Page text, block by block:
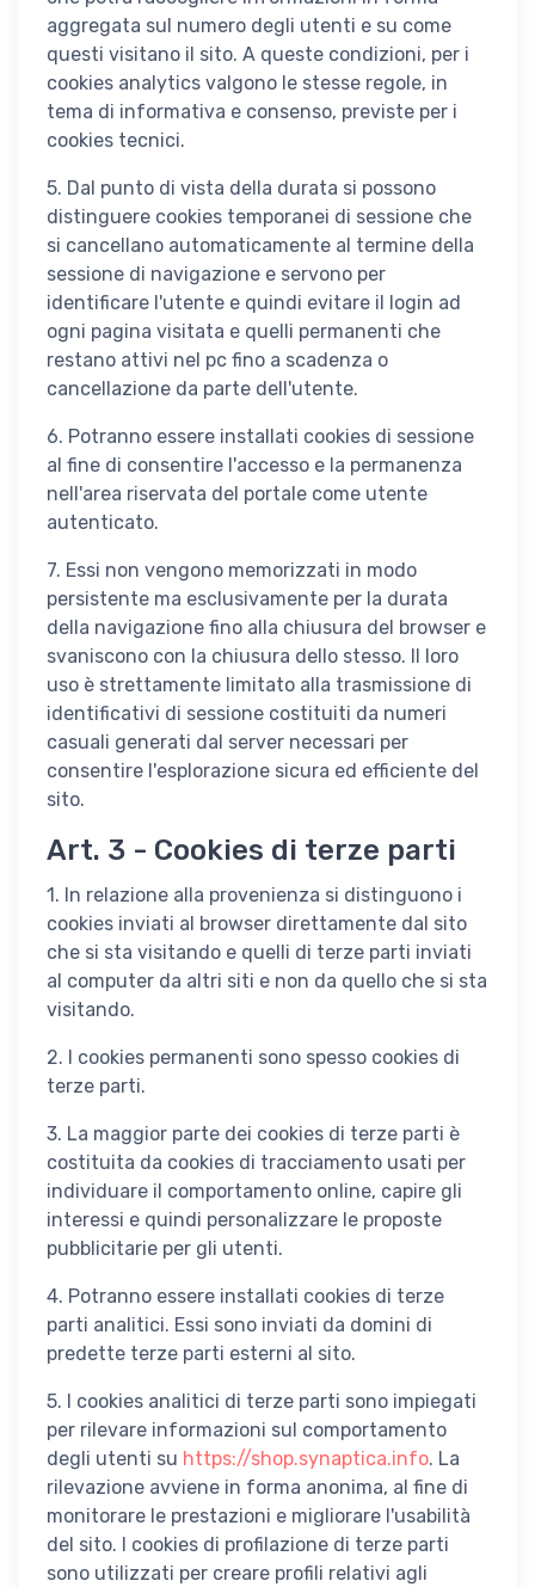
aggregata sul numero degli utenti e su come
questi visitano il sito. A queste condizioni, per i
cookies analytics valgono le stesse regole, in
tema di informativa e consenso, previste per i
cookies tecnici.
5. Dal punto di vista della durata si possono
distinguere cookies temporanei di sessione che
si cancellano automaticamente al termine della
sessione di navigazione e servono per
identificare l'utente e quindi evitare il login ad
ogni pagina visitata e quelli permanenti che
restano attivi nel pc fino a scadenza o
cancellazione da parte dell'utente.
6. Potranno essere installati cookies di sessione
al fine di consentire l'accesso e la permanenza
nell'area riservata del portale come utente
autenticato.
7. Essi non vengono memorizzati in modo
persistente ma esclusivamente per la durata
della navigazione fino alla chiusura del browser e
svaniscono con la chiusura dello stesso. Il loro
uso è strettamente limitato alla trasmissione di
identificativi di sessione costituiti da numeri
casuali generati dal server necessari per
consentire l'esplorazione sicura ed efficiente del
sito.
Art. 3 - Cookies di terze parti
1. In relazione alla provenienza si distinguono i
cookies inviati al browser direttamente dal sito
che si sta visitando e quelli di terze parti inviati
al computer da altri siti e non da quello che si sta
visitando.
2. I cookies permanenti sono spesso cookies di
terze parti.
3. La maggior parte dei cookies di terze parti è
costituita da cookies di tracciamento usati per
individuare il comportamento online, capire gli
interessi e quindi personalizzare le proposte
pubblicitarie per gli utenti.
4. Potranno essere installati cookies di terze
parti analitici. Essi sono inviati da domini di
predette terze parti esterni al sito.
5. I cookies analitici di terze parti sono impiegati
per rilevare informazioni sul comportamento
degli utenti su https://shop.synaptica.info. La
rilevazione avviene in forma anonima, al fine di
monitorare le prestazioni e migliorare l'usabilità
del sito. I cookies di profilazione di terze parti
sono utilizzati per creare profili relativi agli